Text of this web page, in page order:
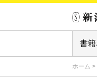
ホーム >